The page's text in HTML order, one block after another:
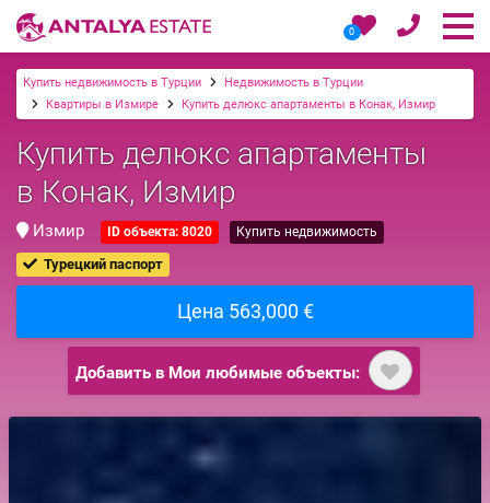
0
Купить недвижимость в Турции
Недвижимость в Турции
Квартиры в Измире
Купить делюкс апартаменты в Конак, Измир
Купить делюкс апартаменты
в Конак, Измир
Измир ID объекта: 8020 Купить недвижимость
Турецкий паспорт
Цена 563,000 €
Добавить в Мои любимые объекты: